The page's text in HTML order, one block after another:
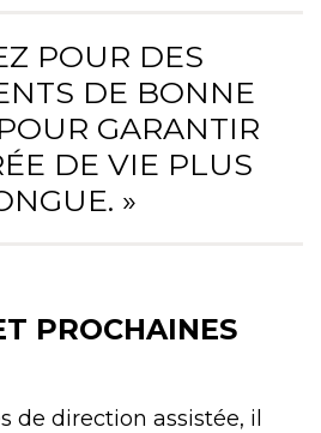
POUR DES
DE BONNE
GARANTIR
DE VIE PLUS
»
PROCHAINES
de direction assistée, il